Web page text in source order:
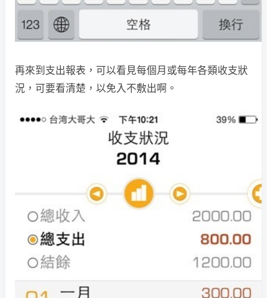
再來到支出報表，可以看見每個月或每年各類收支狀
況，可要看清楚，以免入不敷出啊。